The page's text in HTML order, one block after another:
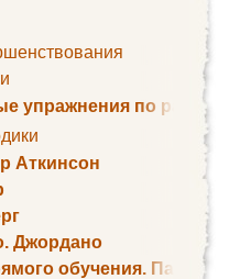
упражнения по
Аткинсон
Джордано
обучения. Пауль